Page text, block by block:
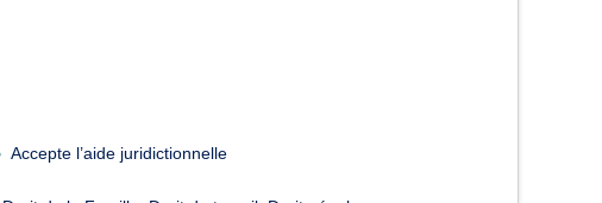
Accepte l’aide juridictionnelle